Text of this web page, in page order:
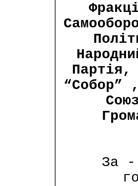
Партія,
“Собор”
За -